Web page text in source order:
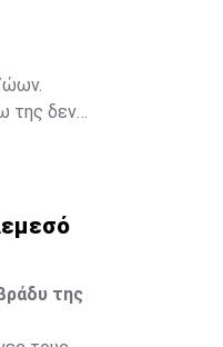
της δεν
της